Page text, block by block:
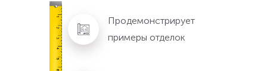
Продемонстрирует
примеры отделок